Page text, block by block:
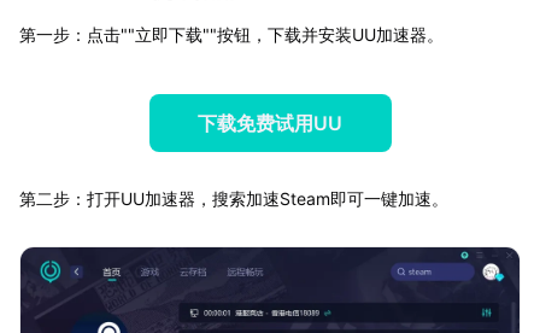
第一步：点击""立即下载""按钮，下载并安装UU加速器。
下载免费试用UU
第二步：打开UU加速器，搜索加速Steam即可一键加速。